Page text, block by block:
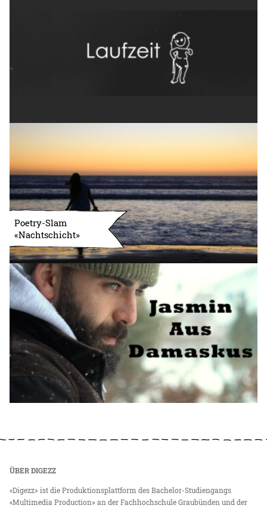
Poetry-Slam
«Nachtschicht»
ÜBER DIGEZZ
«Digezz» ist die Produktionsplattform des Bachelor-Studiengangs
«Multimedia Production» an der Fachhochschule Graubünden und der